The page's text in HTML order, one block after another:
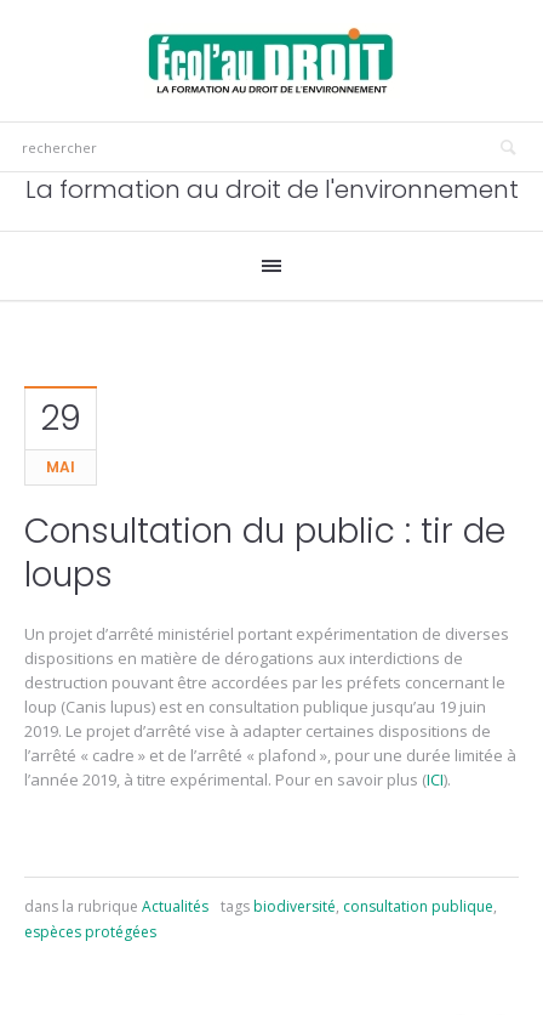
La formation au droit de l'environnement
29
MAI
Consultation du public : tir de
loups
Un projet d’arrêté ministériel portant expérimentation de diverses
dispositions en matière de dérogations aux interdictions de
destruction pouvant être accordées par les préfets concernant le
loup (Canis lupus) est en consultation publique jusqu’au 19 juin
2019. Le projet d’arrêté vise à adapter certaines dispositions de
l’arrêté « cadre » et de l’arrêté « plafond », pour une durée limitée à
l’année 2019, à titre expérimental. Pour en savoir plus (ICI).
dans la rubrique Actualités tagsbiodiversité, consultation publique,
espèces protégées